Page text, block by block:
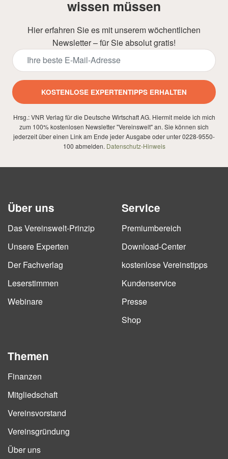
wissen müssen
Hier erfahren Sie es mit unserem wöchentlichen
Newsletter – für Sie absolut gratis!
KOSTENLOSE EXPERTENTIPPS ERHALTEN
Hrsg.: VNR Verlag für die Deutsche Wirtschaft AG. Hiermit melde ich mich
zum 100% kostenlosen Newsletter "Vereinswelt" an. Sie können sich
jederzeit über einen Link am Ende jeder Ausgabe oder unter 0228-9550-
100 abmelden. Datenschutz-Hinweis
Über uns
Das Vereinswelt-Prinzip
Unsere Experten
Der Fachverlag
Leserstimmen
Webinare
Service
Premiumbereich
Download-Center
kostenlose Vereinstipps
Kundenservice
Presse
Shop
Themen
Finanzen
Mitgliedschaft
Vereinsvorstand
Vereinsgründung
Über uns